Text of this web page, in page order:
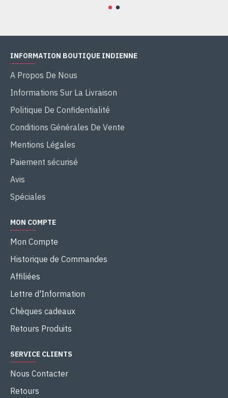
INFORMATION BOUTIQUE INDIENNE
A Propos De Nous
Informations Sur La Livraison
Politique De Confidentialité
Conditions Générales De Vente
Mentions Légales
Paiement sécurisé
Avis
Spéciales
MON COMPTE
Mon Compte
Historique de Commandes
Affiliées
Lettre d'Information
Chèques cadeaux
Retours Produits
SERVICE CLIENTS
Nous Contacter
Retours